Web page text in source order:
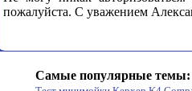
пожалуйста. С уважением
Самые популярные темы: